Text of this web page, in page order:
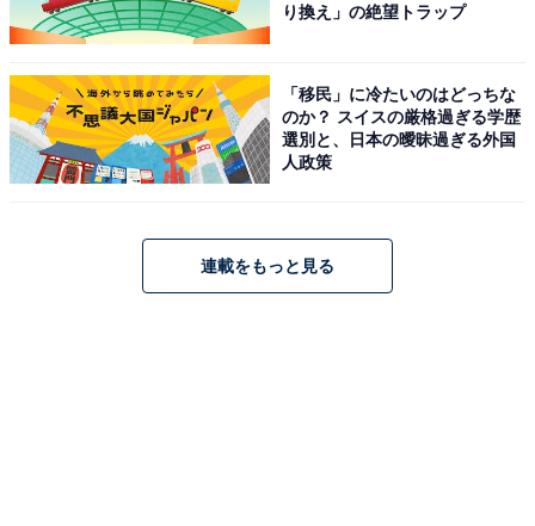
り換え」の絶望トラップ
「移民」に冷たいのはどっちな
のか？ スイスの厳格過ぎる学歴
選別と、日本の曖昧過ぎる外国
人政策
連載をもっと見る